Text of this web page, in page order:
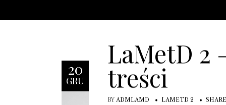
20
GRU
LaMetD 2
treści
BY ADMLAMD LAMETD 2 SHARE